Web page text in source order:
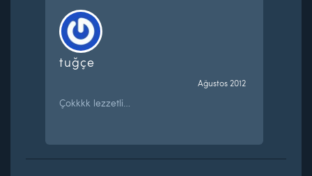
tuğçe
Ağustos 2012
Çokkkk lezzetli…